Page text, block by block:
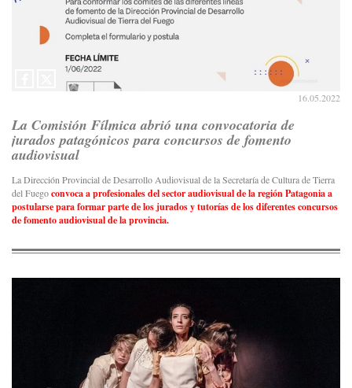
16.05.2022
La Comisión Fílmica abrió una convocatoria de
jurados patagónicos para concursos de fomento
audiovisual
La Dirección Provincial de Desarrollo Audiovisual de la Secretaría de Cultura de Tierra
del Fuegoconvoca a profesionales del sector audiovisual de la región Patagonia a
postularse para formar parte de los jurados y tutorías de los diferentes concursos
de fomento audiovisual de la provincia.